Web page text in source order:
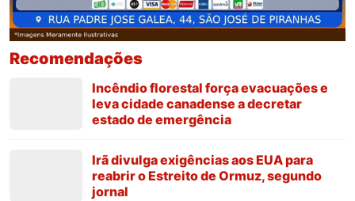
Recomendações
Incêndio florestal força evacuações e
leva cidade canadense a decretar
estado de emergência
Irã divulga exigências aos EUA para
reabrir o Estreito de Ormuz, segundo
jornal